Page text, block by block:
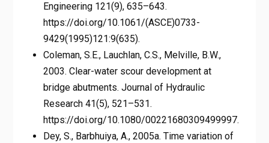
Engineering 121(9), 635–643.
https://doi.org/10.1061/(ASCE)0733-
9429(1995)121:9(635).
Coleman, S.E., Lauchlan, C.S., Melville, B.W.,
2003. Clear-water scour development at
bridge abutments. Journal of Hydraulic
Research 41(5), 521–531.
https://doi.org/10.1080/00221680309499997.
Dey, S., Barbhuiya, A., 2005a. Time variation of